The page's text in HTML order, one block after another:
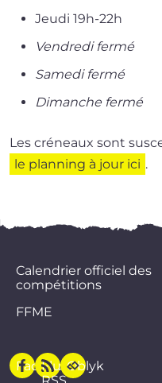
Jeudi 19h-22h
Vendredi fer­mé
Samedi fer­mé
Dimanche fer­mé
Les cré­neaux sont
le plan­ning à jour ici .
Calendrier officiel des
compétitions
FFME
Facebook
FluxOblyk